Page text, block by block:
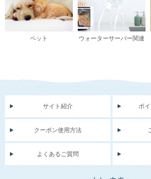
ペット ウォーターサーバー関連
サイト紹介 ポ
クーポン使用方法
よくあるご質問